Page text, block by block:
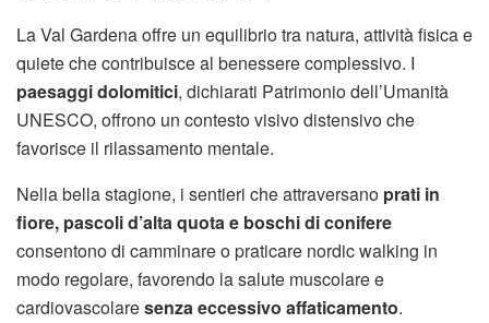
La Val Gardena offre un equilibrio tra natura, attività fisica e
quiete che contribuisce al benessere complessivo. I
paesaggi dolomitici, dichiarati Patrimonio dell’Umanità
UNESCO, offrono un contesto visivo distensivo che
favorisce il rilassamento mentale.
Nella bella stagione, i sentieri che attraversano prati in
fiore, pascoli d’alta quota e boschi di conifere
consentono di camminare o praticare nordic walking in
modo regolare, favorendo la salute muscolare e
cardiovascolaresenza eccessivo affaticamento.